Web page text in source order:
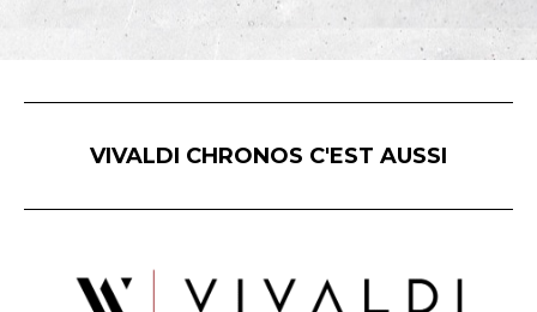
VIVALDI CHRONOS C'EST AUSSI